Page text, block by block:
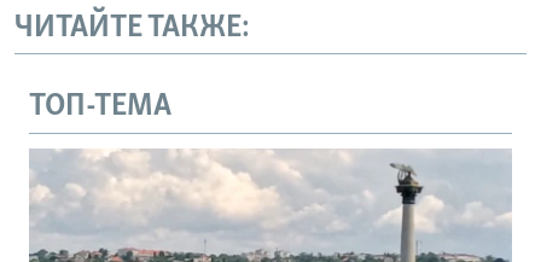
ЧИТАЙТЕ ТАКЖЕ:
ТОП-ТЕМА